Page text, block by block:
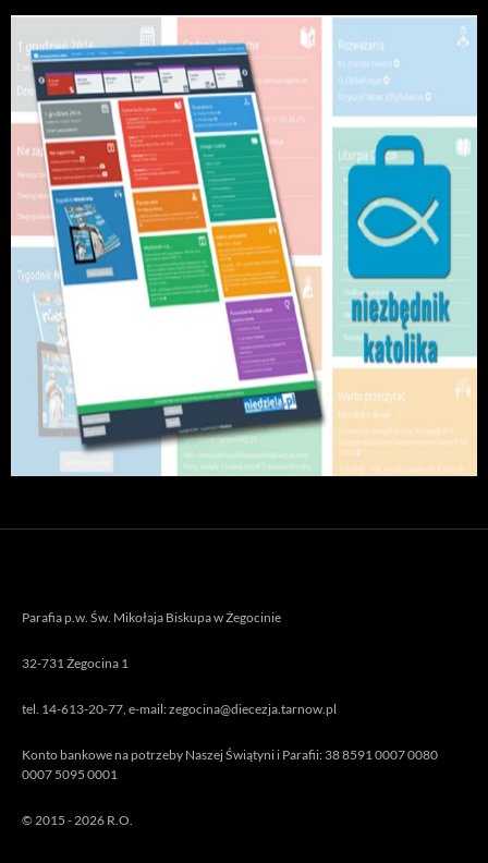
Parafia p.w. Św. Mikołaja Biskupa w Żegocinie
32-731 Żegocina 1
tel. 14-613-20-77, e-mail: zegocina@diecezja.tarnow.pl
Konto bankowe na potrzeby Naszej Świątyni i Parafii: 38 8591 0007 0080
0007 5095 0001
© 2015 - 2026 R.O.